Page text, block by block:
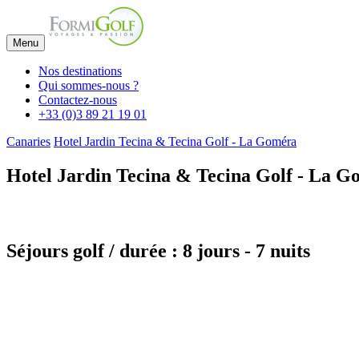
Menu
Nos destinations
Qui sommes-nous ?
Contactez-nous
+33 (0)3 89 21 19 01
Canaries Hotel Jardin Tecina & Tecina Golf - La Goméra
Hotel Jardin Tecina & Tecina Golf - La
Séjours golf / durée : 8 jours - 7 nuits